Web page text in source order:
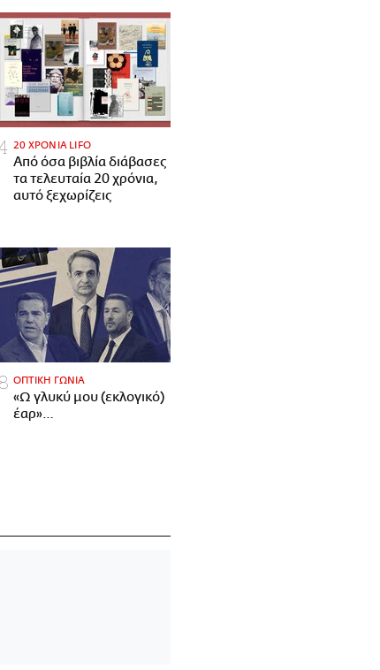
20 ΧΡΟΝΙΑ LIFO
Από όσα βιβλία διάβασες
τα τελευταία 20 χρόνια,
αυτό ξεχωρίζεις
ΟΠΤΙΚΗ ΓΩΝΙΑ
«Ω γλυκύ μου (εκλογικό)
έαρ»…